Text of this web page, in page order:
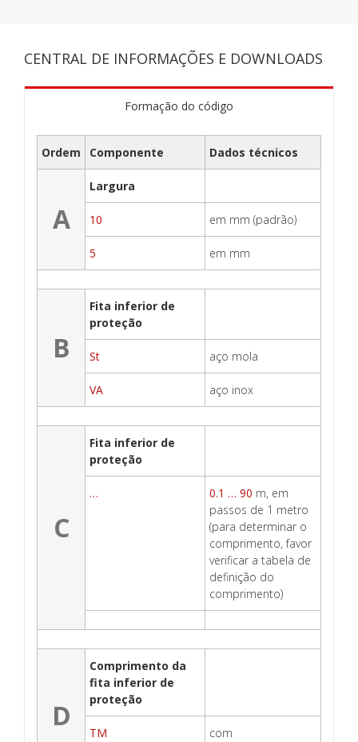
CENTRAL DE INFORMAÇÕES E DOWNLOADS
Formação do código
Ordem Componente Dados técnicos
A
Largura
10 em mm (padrão)
5 em mm
B
Fita inferior de
proteção
St aço mola
VA aço inox
C
Fita inferior de
proteção
… 0.1 … 90 m, em
passos de 1 metro
(para determinar o
comprimento, favor
verificar a tabela de
definição do
comprimento)
D
Comprimento da
fita inferior de
proteção
TM com